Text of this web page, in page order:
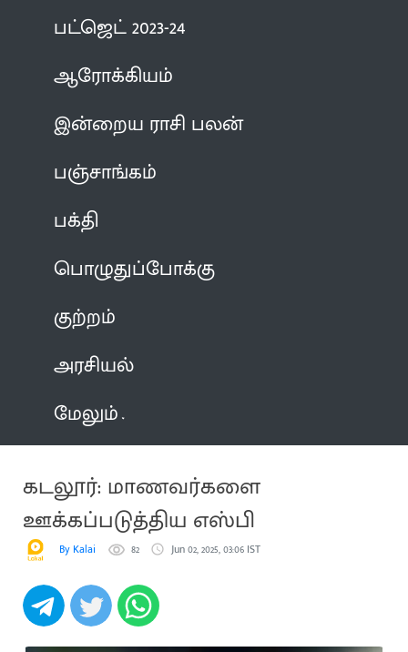
பட்ஜெட் 2023-24
ஆரோக்கியம்
இன்றைய ராசி பலன்
பஞ்சாங்கம்
பக்தி
பொழுதுப்போக்கு
குற்றம்
அரசியல்
மேலும்
கடலூர்: மாணவர்களை
ஊக்கப்படுத்திய எஸ்பி
By Kalai 82 Jun 02, 2025, 03:06 IST